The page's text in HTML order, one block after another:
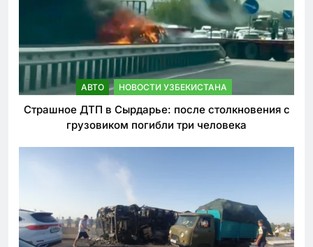
АВТО НОВОСТИ УЗБЕКИСТАНА
Страшное ДТП в Сырдарье: после столкновения с
грузовиком погибли три человека